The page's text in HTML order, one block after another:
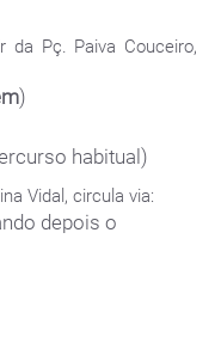
da Pç. Paiva Couceiro,
)
habitual)
Vidal, circula via:
depois o